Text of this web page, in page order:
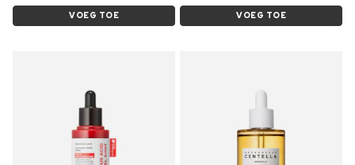
VOEG TOE VOEG TOE